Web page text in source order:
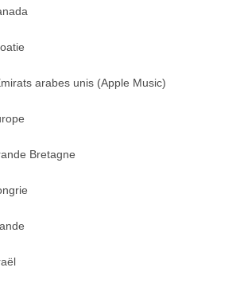
arabes unis (Apple Music)
Bretagne